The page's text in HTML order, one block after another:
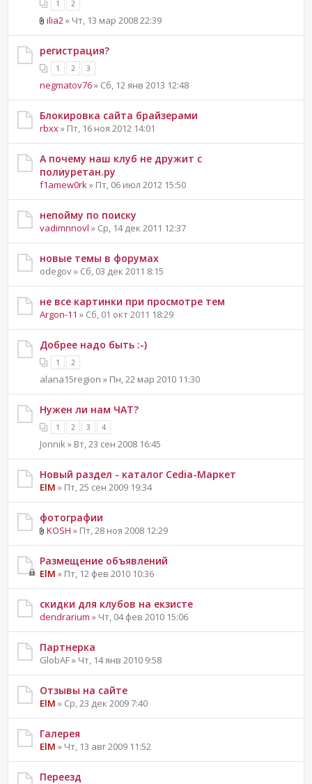
1 2
ilia2 » Чт, 13 мар 2008 22:39
регистрация?
1 2 3
negmatov76» Сб, 12 янв 2013 12:48
Блокировка сайта брайзерами
rbxx» Пт, 16 ноя 2012 14:01
А почему наш клуб не дружит с
полиуретан.ру
f1amew0rk » Пт, 06 июл 2012 15:50
непойму по поиску
vadimnnovl » Ср, 14 дек 2011 12:37
новые темы в форумах
odegov » Сб, 03 дек 2011 8:15
не все картинки при просмотре тем
Argon-11 » Сб, 01 окт 2011 18:29
Добрее надо быть :-)
1 2
alana15region » Пн, 22 мар 2010 11:30
Нужен ли нам ЧАТ?
1 2 3 4
Jonnik » Вт, 23 сен 2008 16:45
Новый раздел - каталог Cedia-Маркет
ElM » Пт, 25 сен 2009 19:34
фотографии
KOSH » Пт, 28 ноя 2008 12:29
Размещение объявлений
ElM » Пт, 12 фев 2010 10:36
скидки для клубов на екзисте
dendrarium » Чт, 04 фев 2010 15:06
Партнерка
GlobAF » Чт, 14 янв 2010 9:58
Отзывы на сайте
ElM » Ср, 23 дек 2009 7:40
Галерея
ElM » Чт, 13 авг 2009 11:52
Переезд